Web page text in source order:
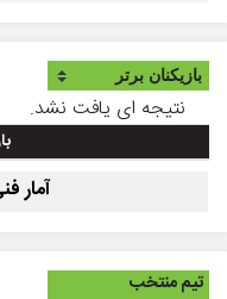
نتیجه ای یافت نشد.
آمار
تیم منتخب